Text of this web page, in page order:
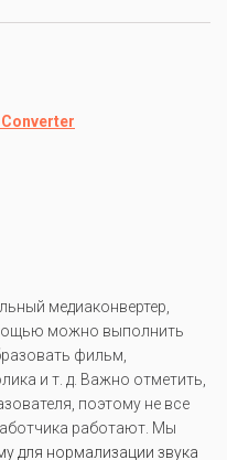
медиаконвертер,
можно выполнить
фильм,
и т. д. Важно отметить,
поэтому не все
работают. Мы
для нормализации звука